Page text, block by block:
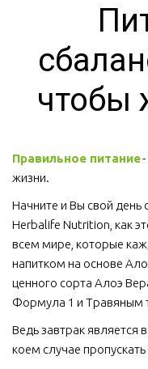
чтобы
Правильное питание -
жизни.
Начните и Вы свой день
Herbalife Nutrition, как
всем мире, которые
напитком на основе
ценного сорта Алоэ
Формула 1 и Травяным
Ведь завтрак
коем случае пропускать